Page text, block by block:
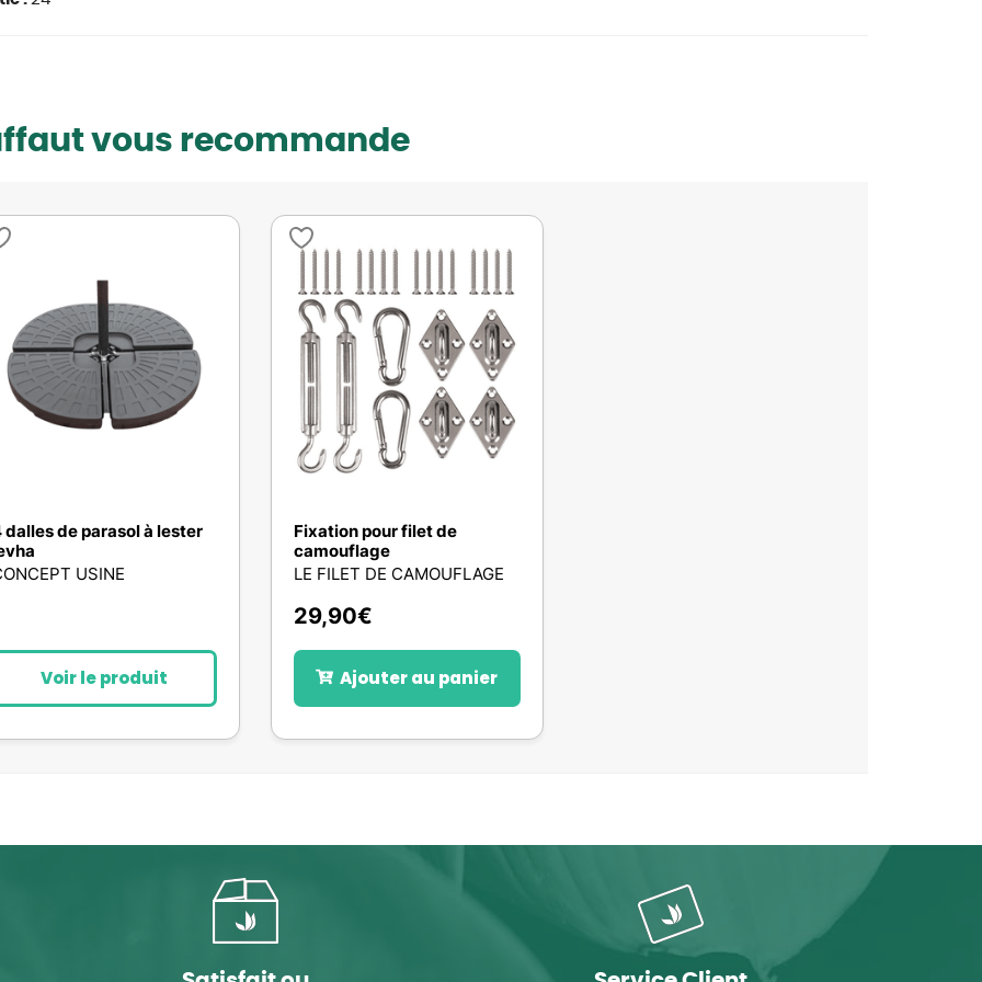
vous recommande
dalles de parasol à lester
USINE
Voir le produit
Fixation pour filet de
camouflage
LE FILET DE CAMOUFLAGE
29,90€
Ajouter au panier